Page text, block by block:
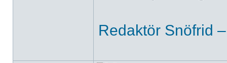
Redaktör Snöfrid